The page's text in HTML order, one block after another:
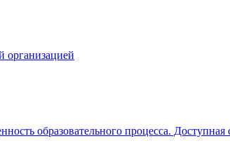
организацией
образовательного процесса. Доступная